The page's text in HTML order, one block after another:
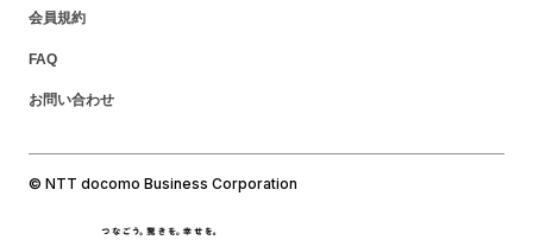
会員規約
FAQ
お問い合わせ
© NTT docomo Business Corporation